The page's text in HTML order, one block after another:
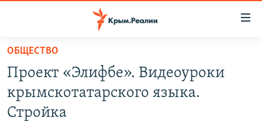
Вернуться
основному
содержанию
Вернутся
СПЕЦПРОЕКТЫ
ГРУЗ 200
ВОДА
ОБЩЕСТВО
Проект «Элифбе». Видеоуроки
крымскотатарского языка.
Стройка